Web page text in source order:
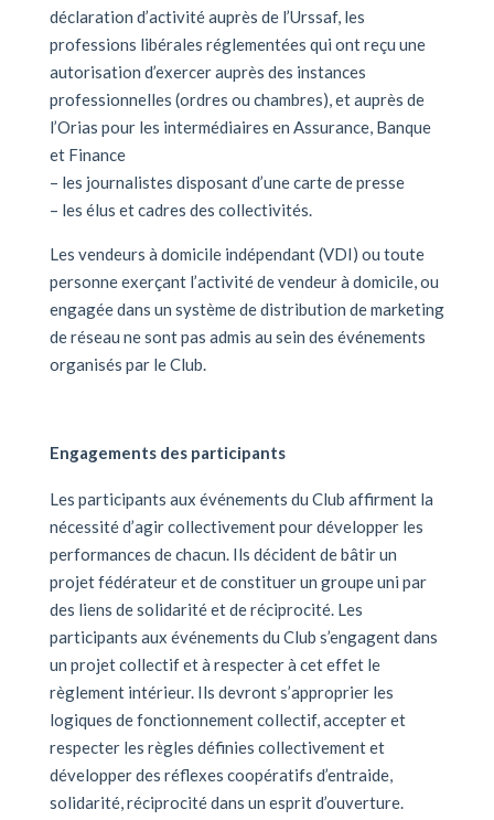
déclaration d’activité auprès de l’Urssaf, les
professions libérales réglementées qui ont reçu une
autorisation d’exercer auprès des instances
professionnelles (ordres ou chambres), et auprès de
l’Orias pour les intermédiaires en Assurance, Banque
et Finance
– les journalistes disposant d’une carte de presse
– les élus et cadres des collectivités.
Les vendeurs à domicile indépendant (VDI) ou toute
personne exerçant l’activité de vendeur à domicile, ou
engagée dans un système de distribution de marketing
de réseau ne sont pas admis au sein des événements
organisés par le Club.
Engagements des participants
Les participants aux événements du Club affirment la
nécessité d’agir collectivement pour développer les
performances de chacun. Ils décident de bâtir un
projet fédérateur et de constituer un groupe uni par
des liens de solidarité et de réciprocité. Les
participants aux événements du Club s’engagent dans
un projet collectif et à respecter à cet effet le
règlement intérieur. Ils devront s’approprier les
logiques de fonctionnement collectif, accepter et
respecter les règles définies collectivement et
développer des réflexes coopératifs d’entraide,
solidarité, réciprocité dans un esprit d’ouverture.